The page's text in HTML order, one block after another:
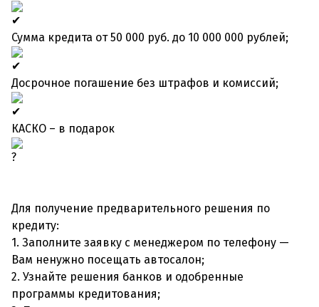
Сумма кредита от 50 000 руб. до 10 000 000 рублей;
Досрочное погашение без штрафов и комиссий;
КАСКО – в подарок
Для получение предварительного решения по
кредиту:
1. Заполните заявку с менеджером по телефону —
Вам ненужно посещать автосалон;
2. Узнайте решения банков и одобренные
программы кредитования;